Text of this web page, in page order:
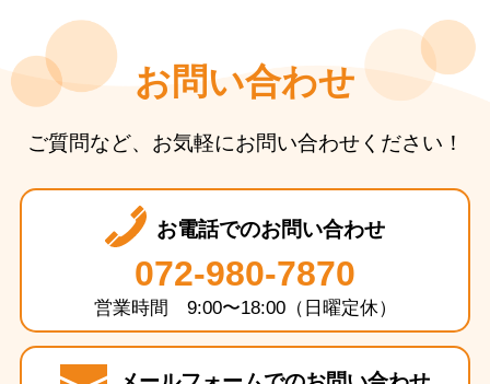
お問い合わせ
ご質問など、お気軽にお問い合わせください！
お電話でのお問い合わせ
072-980-7870
営業時間 9:00〜18:00（日曜定休）